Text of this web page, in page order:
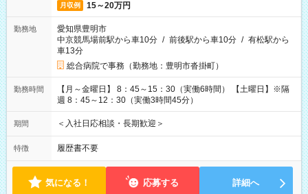
月収例 15～20万円
勤務地
愛知県豊明市
中京競馬場前駅から車10分 / 前後駅から車10分 / 有松駅から
車13分
総合病院で事務（勤務地：豊明市沓掛町）
勤務時間
【月～金曜日】 8：45～15：30（実働6時間） 【土曜日】※隔
週 8：45～12：30（実働3時間45分）
期間 ＜入社日応相談・長期歓迎＞
特徴 履歴書不要
気になる！ 応募する 詳細へ